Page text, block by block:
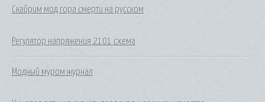
Скайрим мод гора смерти на русском
Регулятор напряжения 2101 схема
Модный муром журнал